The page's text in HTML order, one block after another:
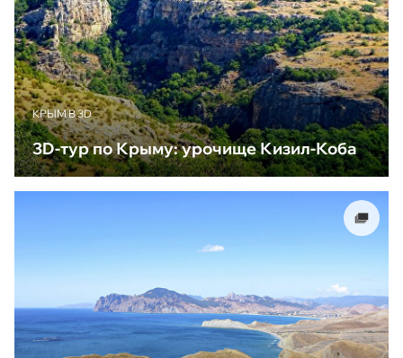
КРЫМ В 3D
3D-тур по Крыму: урочище Кизил-Коба